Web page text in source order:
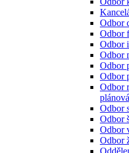
Odbor
Odbor
Odbor
Odbor
Odbor
Odbor
Odbor
Odbor
Odbor
Odbor
Odbor